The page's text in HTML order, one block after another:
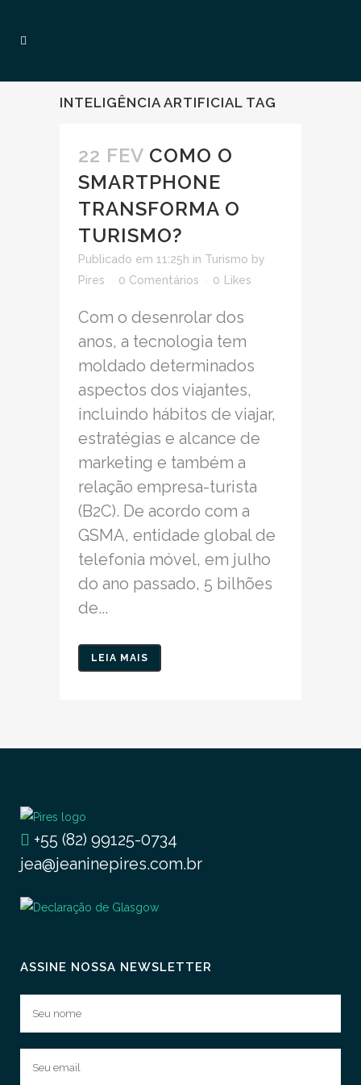
INTELIGÊNCIA ARTIFICIAL TAG
22 FEV COMO O
SMARTPHONE
TRANSFORMA O
TURISMO?
Publicado em 11:25h in Turismo by
Pires
0 Comentários 0 Likes
Com o desenrolar dos
anos, a tecnologia tem
moldado determinados
aspectos dos viajantes,
incluindo hábitos de viajar,
estratégias e alcance de
marketing e também a
relação empresa-turista
(B2C). De acordo com a
GSMA, entidade global de
telefonia móvel, em julho
do ano passado, 5 bilhões
de...
LEIA MAIS
+55 (82) 99125-0734
jea@jeaninepires.com.br
ASSINE NOSSA NEWSLETTER